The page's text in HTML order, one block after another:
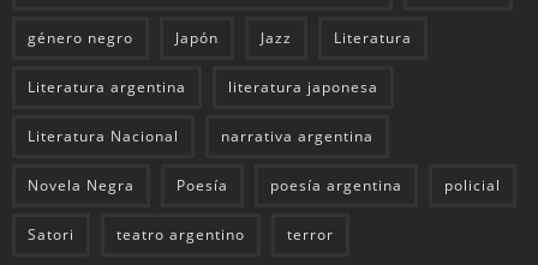
género negro Japón Jazz Literatura
Literatura argentina literatura japonesa
Literatura Nacional narrativa argentina
Novela Negra Poesía poesía argentina policial
Satori teatro argentino terror